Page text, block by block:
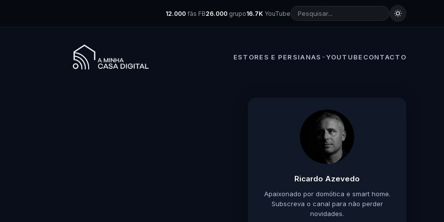
12.000 fãs FB26.000 grupo16.7K YouTube
ESTORES E PERSIANAS YOUTUBE CONTACTO
Ricardo Azevedo
Apaixonado por domótica e smart home.
Subscreva o canal para não perder
novidades.